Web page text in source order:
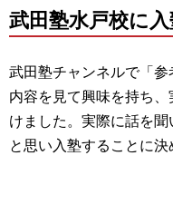
武田塾水戸校に
武田塾チャンネルで「
内容を見て興味を持ち
けました。実際に話を
と思い入塾することに決